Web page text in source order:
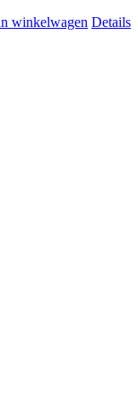
winkelwagen Details